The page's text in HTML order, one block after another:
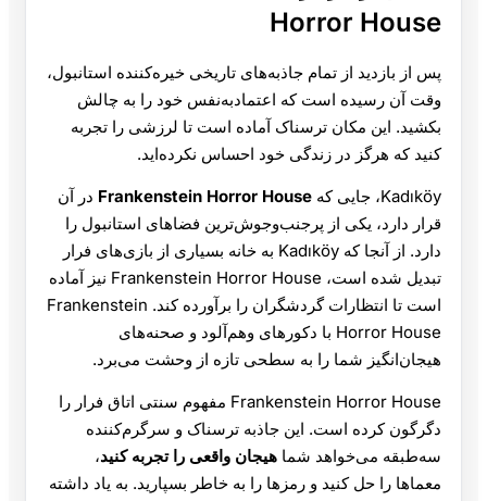
Horror House
پس از بازدید از تمام جاذبه‌های تاریخی خیره‌کننده استانبول،
وقت آن رسیده است که اعتمادبه‌نفس خود را به چالش
بکشید. این مکان ترسناک آماده است تا لرزشی را تجربه
کنید که هرگز در زندگی خود احساس نکرده‌اید.
Kadıköy، جایی که Frankenstein Horror House در آن
قرار دارد، یکی از پرجنب‌وجوش‌ترین فضاهای استانبول را
دارد. از آنجا که Kadıköy به خانه بسیاری از بازی‌های فرار
تبدیل شده است، Frankenstein Horror House نیز آماده
است تا انتظارات گردشگران را برآورده کند. Frankenstein
Horror House با دکورهای وهم‌آلود و صحنه‌های
هیجان‌انگیز شما را به سطحی تازه از وحشت می‌برد.
Frankenstein Horror House مفهوم سنتی اتاق فرار را
دگرگون کرده است. این جاذبه ترسناک و سرگرم‌کننده
سه‌طبقه می‌خواهد شما هیجان واقعی را تجربه کنید،
معماها را حل کنید و رمزها را به خاطر بسپارید. به یاد داشته